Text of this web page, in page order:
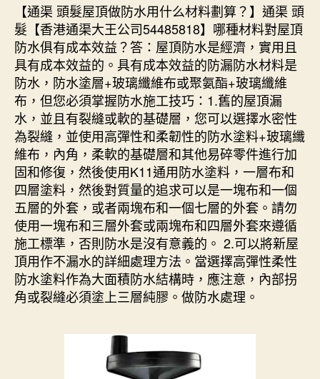
【通渠 頭髮屋頂做防水用什么材料劃算？】通渠 頭
髮【香港通渠大王公司54485818】哪種材料對屋頂
防水俱有成本效益？答：屋頂防水是經濟，實用且
具有成本效益的。具有成本效益的防漏防水材料是
防水，防水塗層+玻璃纖維布或聚氨酯+玻璃纖維
布，但您必須掌握防水施工技巧：1.舊的屋頂漏
水，並且有裂縫或軟的基礎層，您可以選擇水密性
為裂縫，並使用高彈性和柔韌性的防水塗料+玻璃纖
維布，內角，柔軟的基礎層和其他易碎零件進行加
固和修復，然後使用K11通用防水塗料，一層布和
四層塗料，然後對質量的追求可以是一塊布和一個
五層的外套，或者兩塊布和一個七層的外套。請勿
使用一塊布和三層外套或兩塊布和四層外套來遵循
施工標準，否則防水是沒有意義的。 2.可以將新屋
頂用作不漏水的詳細處理方法。當選擇高彈性柔性
防水塗料作為大面積防水結構時，應注意，內部拐
角或裂縫必須塗上三層純膠。做防水處理。